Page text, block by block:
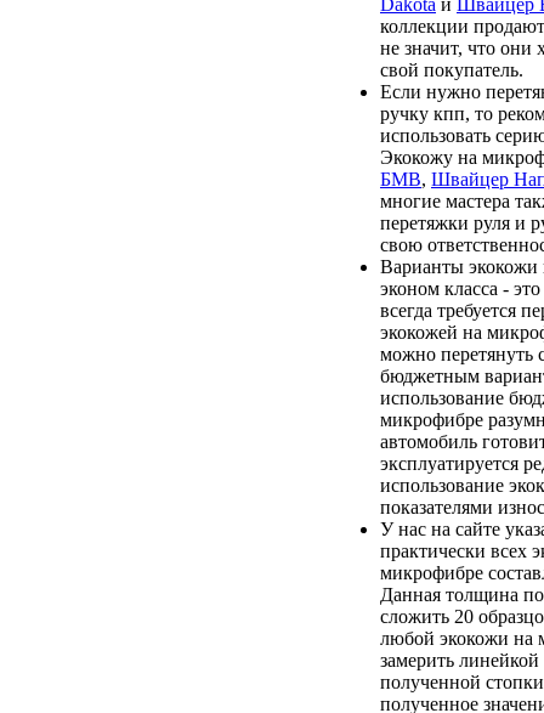
коллекции
не значит, что
свой покупатель.
Если нужно
ручку кпп, то
использовать
Экокожу на
БМВ, Швайцер
многие мастера
перетяжки руля и
свою
Варианты
эконом класса - это
всегда требуется
экокожей на
можно перетянуть
бюджетным
использование
микрофибре
автомобиль
эксплуатируется
использование
показателями
У нас на сайте
практически всех
микрофибре
Данная толщина
сложить 20
любой экокожи на
замерить
полученной
полученное